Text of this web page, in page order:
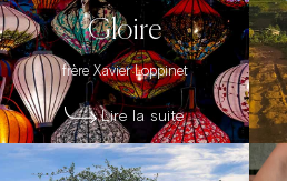
Gloire
frère Xavier Loppinet
Lire la suite